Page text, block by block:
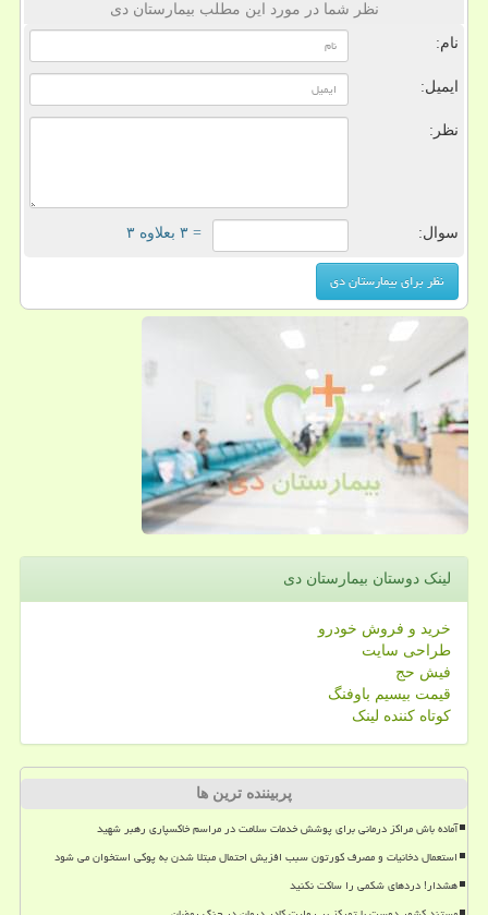
نظر شما در مورد این مطلب بیمارستان دی
نام:
ایمیل:
نظر:
سوال: = ۳ بعلاوه ۳
لینک دوستان بیمارستان دی
خرید و فروش خودرو
طراحی سایت
فیش حج
قیمت بیسیم باوفنگ
کوتاه کننده لینک
پربیننده ترین ها
آماده باش مراکز درمانی برای پوشش خدمات سلامت در مراسم خاکسپاری رهبر شهید
استعمال دخانیات و مصرف کورتون سبب افزیش احتمال مبتلا شدن به پوکی استخوان می شود
هشدار! دردهای شکمی را ساکت نکنید